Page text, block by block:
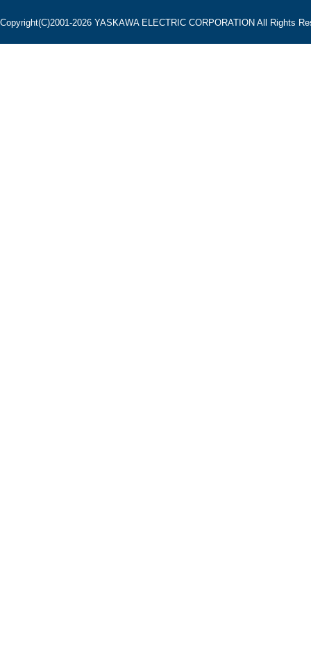
Copyright(C)2001‐2026 YASKAWA ELECTRIC CORPORATION All Rights